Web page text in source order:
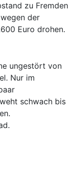
zu Fremden
der
Euro drohen.
ungestört von
Nur im
schwach bis